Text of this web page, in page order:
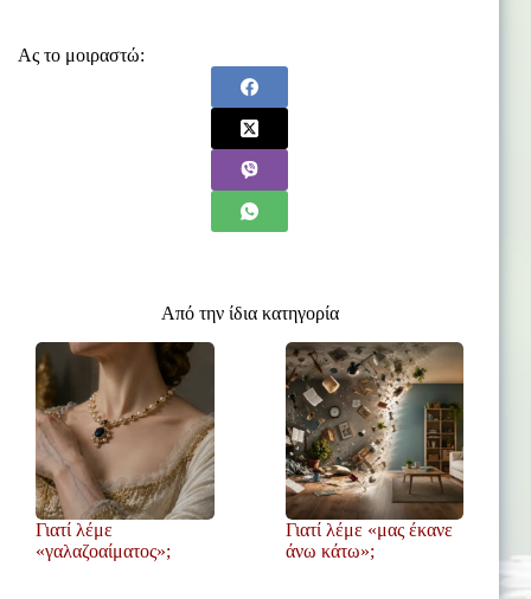
Ας το μοιραστώ:
Από την ίδια κατηγορία
Γιατί λέμε
«γαλαζοαίματος»;
Γιατί λέμε «μας έκανε
άνω κάτω»;